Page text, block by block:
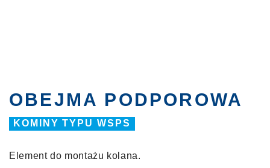
OBEJMA PODPOROWA
KOMINY TYPU WSPS
Element do montażu kolana.